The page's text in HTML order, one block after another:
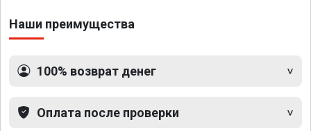
Наши преимущества
100% возврат денег
Оплата после проверки